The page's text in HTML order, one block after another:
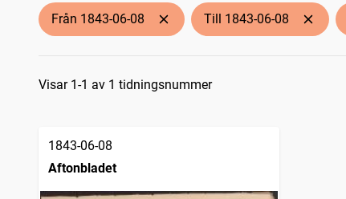
Från 1843-06-08 Till 1843-06-08
Sökresultat
Visar 1-1 av 1 tidningsnummer
1843-06-08
Aftonbladet